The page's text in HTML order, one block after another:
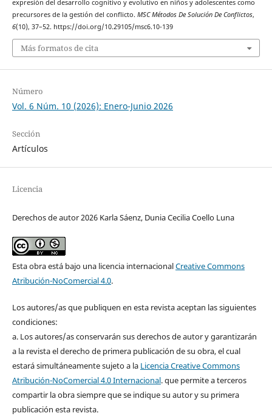
expresión del desarrollo cognitivo y evolutivo en niños y adolescentes como
precursores de la gestión del conflicto. MSC Métodos De Solución De Conflictos,
6(10), 37–52. https://doi.org/10.29105/msc6.10-139
Más formatos de cita
Número
Vol. 6 Núm. 10 (2026): Enero-Junio 2026
Sección
Artículos
Licencia
Derechos de autor 2026 Karla Sáenz, Dunia Cecilia Coello Luna
Esta obra está bajo una licencia internacionalCreative Commons
Atribución-NoComercial 4.0.
Los autores/as que publiquen en esta revista aceptan las siguientes
condiciones:
a. Los autores/as conservarán sus derechos de autor y garantizarán
a la revista el derecho de primera publicación de su obra, el cual
estará simultáneamente sujeto a la Licencia Creative Commons
Atribución-NoComercial 4.0 Internacional. que permite a terceros
compartir la obra siempre que se indique su autor y su primera
publicación esta revista.